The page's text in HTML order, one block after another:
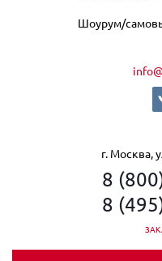
Шоурум/
г. Москва,
8
8